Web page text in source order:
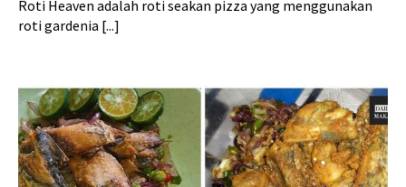
Roti Heaven adalah roti seakan pizza yang menggunakan
roti gardenia [...]